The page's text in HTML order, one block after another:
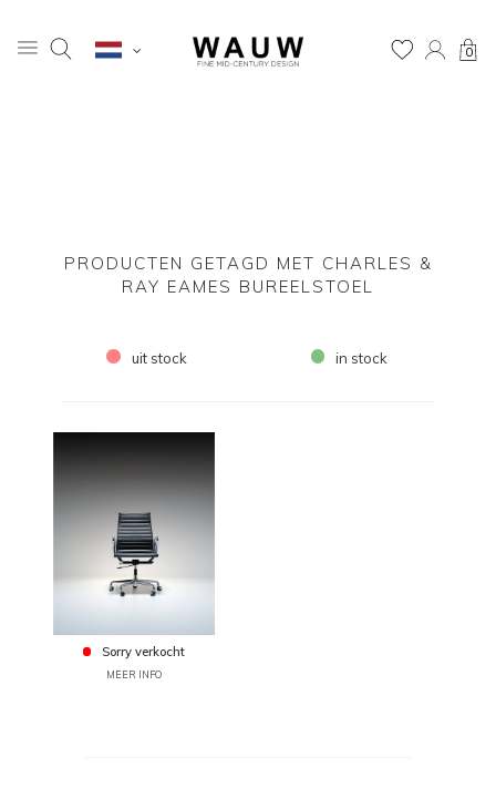
0
PRODUCTEN GETAGD MET CHARLES &
RAY EAMES BUREELSTOEL
uit stock in stock
Sorry verkocht
MEER INFO